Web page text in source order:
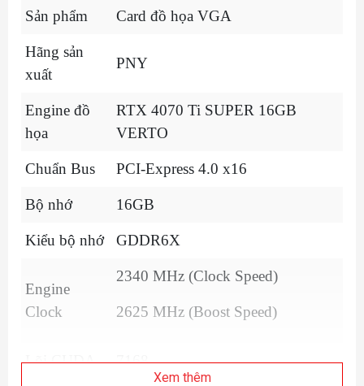
Sản phẩm Card đồ họa VGA
Hãng sản
xuất
PNY
Engine đồ
họa
RTX 4070 Ti SUPER 16GB
VERTO
Chuẩn Bus PCI-Express 4.0 x16
Bộ nhớ 16GB
Kiểu bộ nhớ GDDR6X
Engine
Clock
2340 MHz (Clock Speed)
2625 MHz (Boost Speed)
Lõi CUDA 7168
Xem thêm